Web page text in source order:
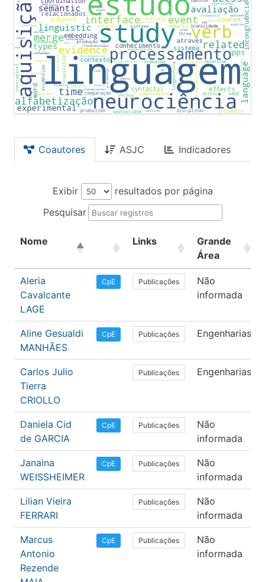
Coautores ASJC Indicadores
Exibir
resultados por página
Pesquisar
Nome Links
Grande
Área
Aleria
Cavalcante
LAGE
CpE Publicações
Não
informada
Aline Gesualdi
MANHÃES
CpE Publicações Engenharias
Carlos Julio
Tierra
CRIOLLO
Publicações Engenharias
Daniela Cid
de GARCIA
CpE Publicações
Não
informada
Janaina
WEISSHEIMER
CpE Publicações
Não
informada
Lilian Vieira
FERRARI
Publicações
Não
informada
Marcus
Antonio
Rezende
CpE Publicações
Não
informada